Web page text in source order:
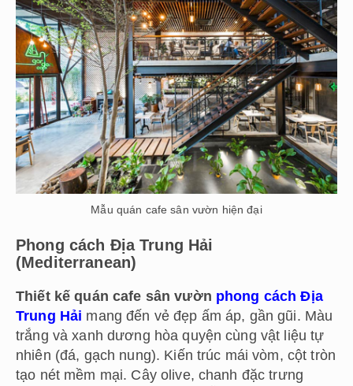
Mẫu quán cafe sân vườn hiện đại
Phong cách Địa Trung Hải
(Mediterranean)
Thiết kế quán cafe sân vườn phong cách Địa
Trung Hải mang đến vẻ đẹp ấm áp, gần gũi. Màu
trắng và xanh dương hòa quyện cùng vật liệu tự
nhiên (đá, gạch nung). Kiến trúc mái vòm, cột tròn
tạo nét mềm mại. Cây olive, chanh đặc trưng